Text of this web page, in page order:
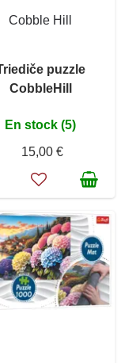
Cobble Hill
puzzle
CobbleHill
En stock (5)
15,00 €